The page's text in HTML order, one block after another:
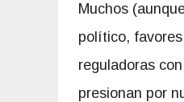
Muchos
político,
reguladoras
presionan por